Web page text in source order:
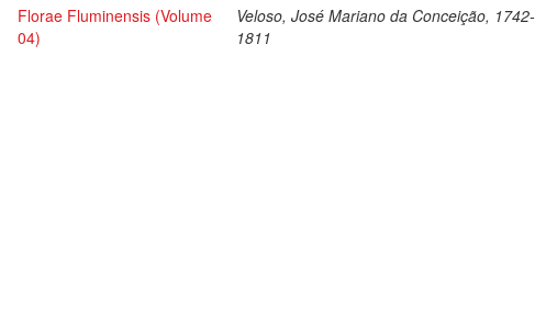
Florae Fluminensis (Volume
04)
Veloso, José Mariano da Conceição, 1742-
1811